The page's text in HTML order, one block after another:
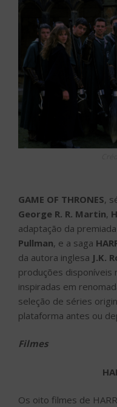
GAME OF THRONES,
George R. R. Martin,
adaptação da
Pullman, e a saga
da autora inglesa J.K.
produções disponíveis
inspiradas em
seleção de séries
plataforma antes ou
Filmes
Os oito filmes de